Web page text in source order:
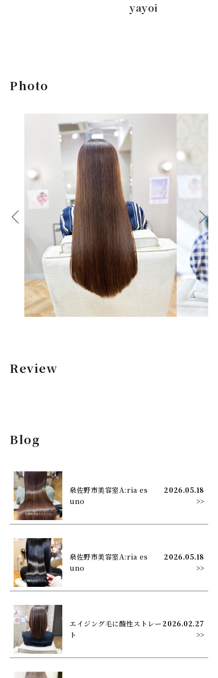
yayoi
Photo
Review
Blog
泉佐野市美容室A:ria es
uno
2026.05.18
>>
泉佐野市美容室A:ria es
uno
2026.05.18
>>
エイジング毛に酸性ストレー
ト
2026.02.27
>>